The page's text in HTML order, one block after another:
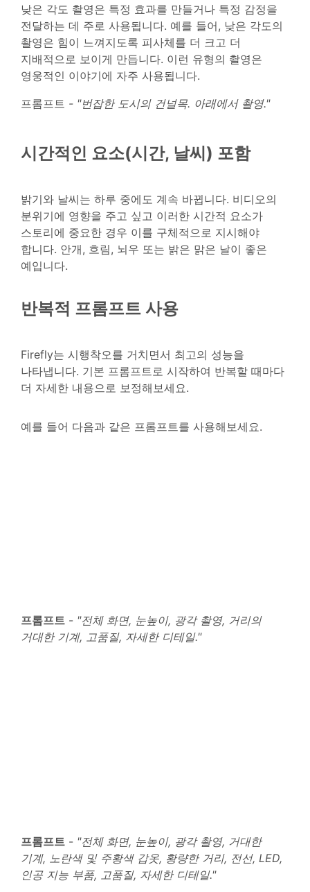
낮은 각도 촬영은 특정 효과를 만들거나 특정 감정을
전달하는 데 주로 사용됩니다. 예를 들어, 낮은 각도의
촬영은 힘이 느껴지도록 피사체를 더 크고 더
지배적으로 보이게 만듭니다. 이런 유형의 촬영은
영웅적인 이야기에 자주 사용됩니다.
프롬프트 - "번잡한 도시의 건널목. 아래에서 촬영."
시간적인 요소(시간, 날씨) 포함
밝기와 날씨는 하루 중에도 계속 바뀝니다. 비디오의
분위기에 영향을 주고 싶고 이러한 시간적 요소가
스토리에 중요한 경우 이를 구체적으로 지시해야
합니다. 안개, 흐림, 뇌우 또는 밝은 맑은 날이 좋은
예입니다.
반복적 프롬프트 사용
Firefly는 시행착오를 거치면서 최고의 성능을
나타냅니다. 기본 프롬프트로 시작하여 반복할 때마다
더 자세한 내용으로 보정해보세요.
예를 들어 다음과 같은 프롬프트를 사용해보세요.
프롬프트 - "전체 화면, 눈높이, 광각 촬영, 거리의
거대한 기계, 고품질, 자세한 디테일."
프롬프트 - "전체 화면, 눈높이, 광각 촬영, 거대한
기계, 노란색 및 주황색 갑옷, 황량한 거리, 전선, LED,
인공 지능 부품, 고품질, 자세한 디테일."